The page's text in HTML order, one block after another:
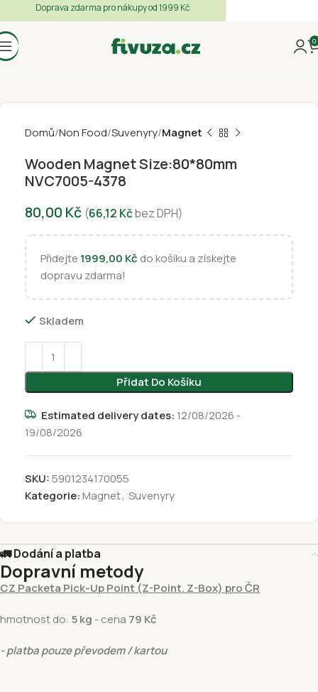
0
Domů Non Food Suvenyry Magnet
Wooden Magnet Size:80*80mm
NVC7005-4378
80,00 Kč (66,12 Kčbez DPH)
Přidejte 1999,00 Kč do košíku a získejte
dopravu zdarma!
Skladem
Přidat Do Košíku
Estimated delivery dates: 12/08/2026 -
19/08/2026
SKU:5901234170055
Kategorie:Magnet, Suvenyry
🚛 Dodání a platba
Dopravní metody
CZ Packeta Pick-Up Point (Z-Point. Z-Box) pro ČR
hmotnost do: 5 kg - cena 79 Kč
- platba pouze převodem / kartou
Doprava zdarma pro nákupy od 1999 Kč